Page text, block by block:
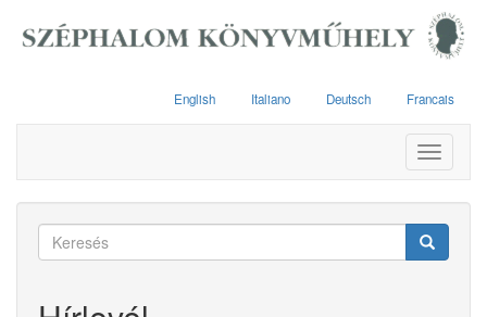
English Italiano Deutsch Francais
Toggle
Keresés